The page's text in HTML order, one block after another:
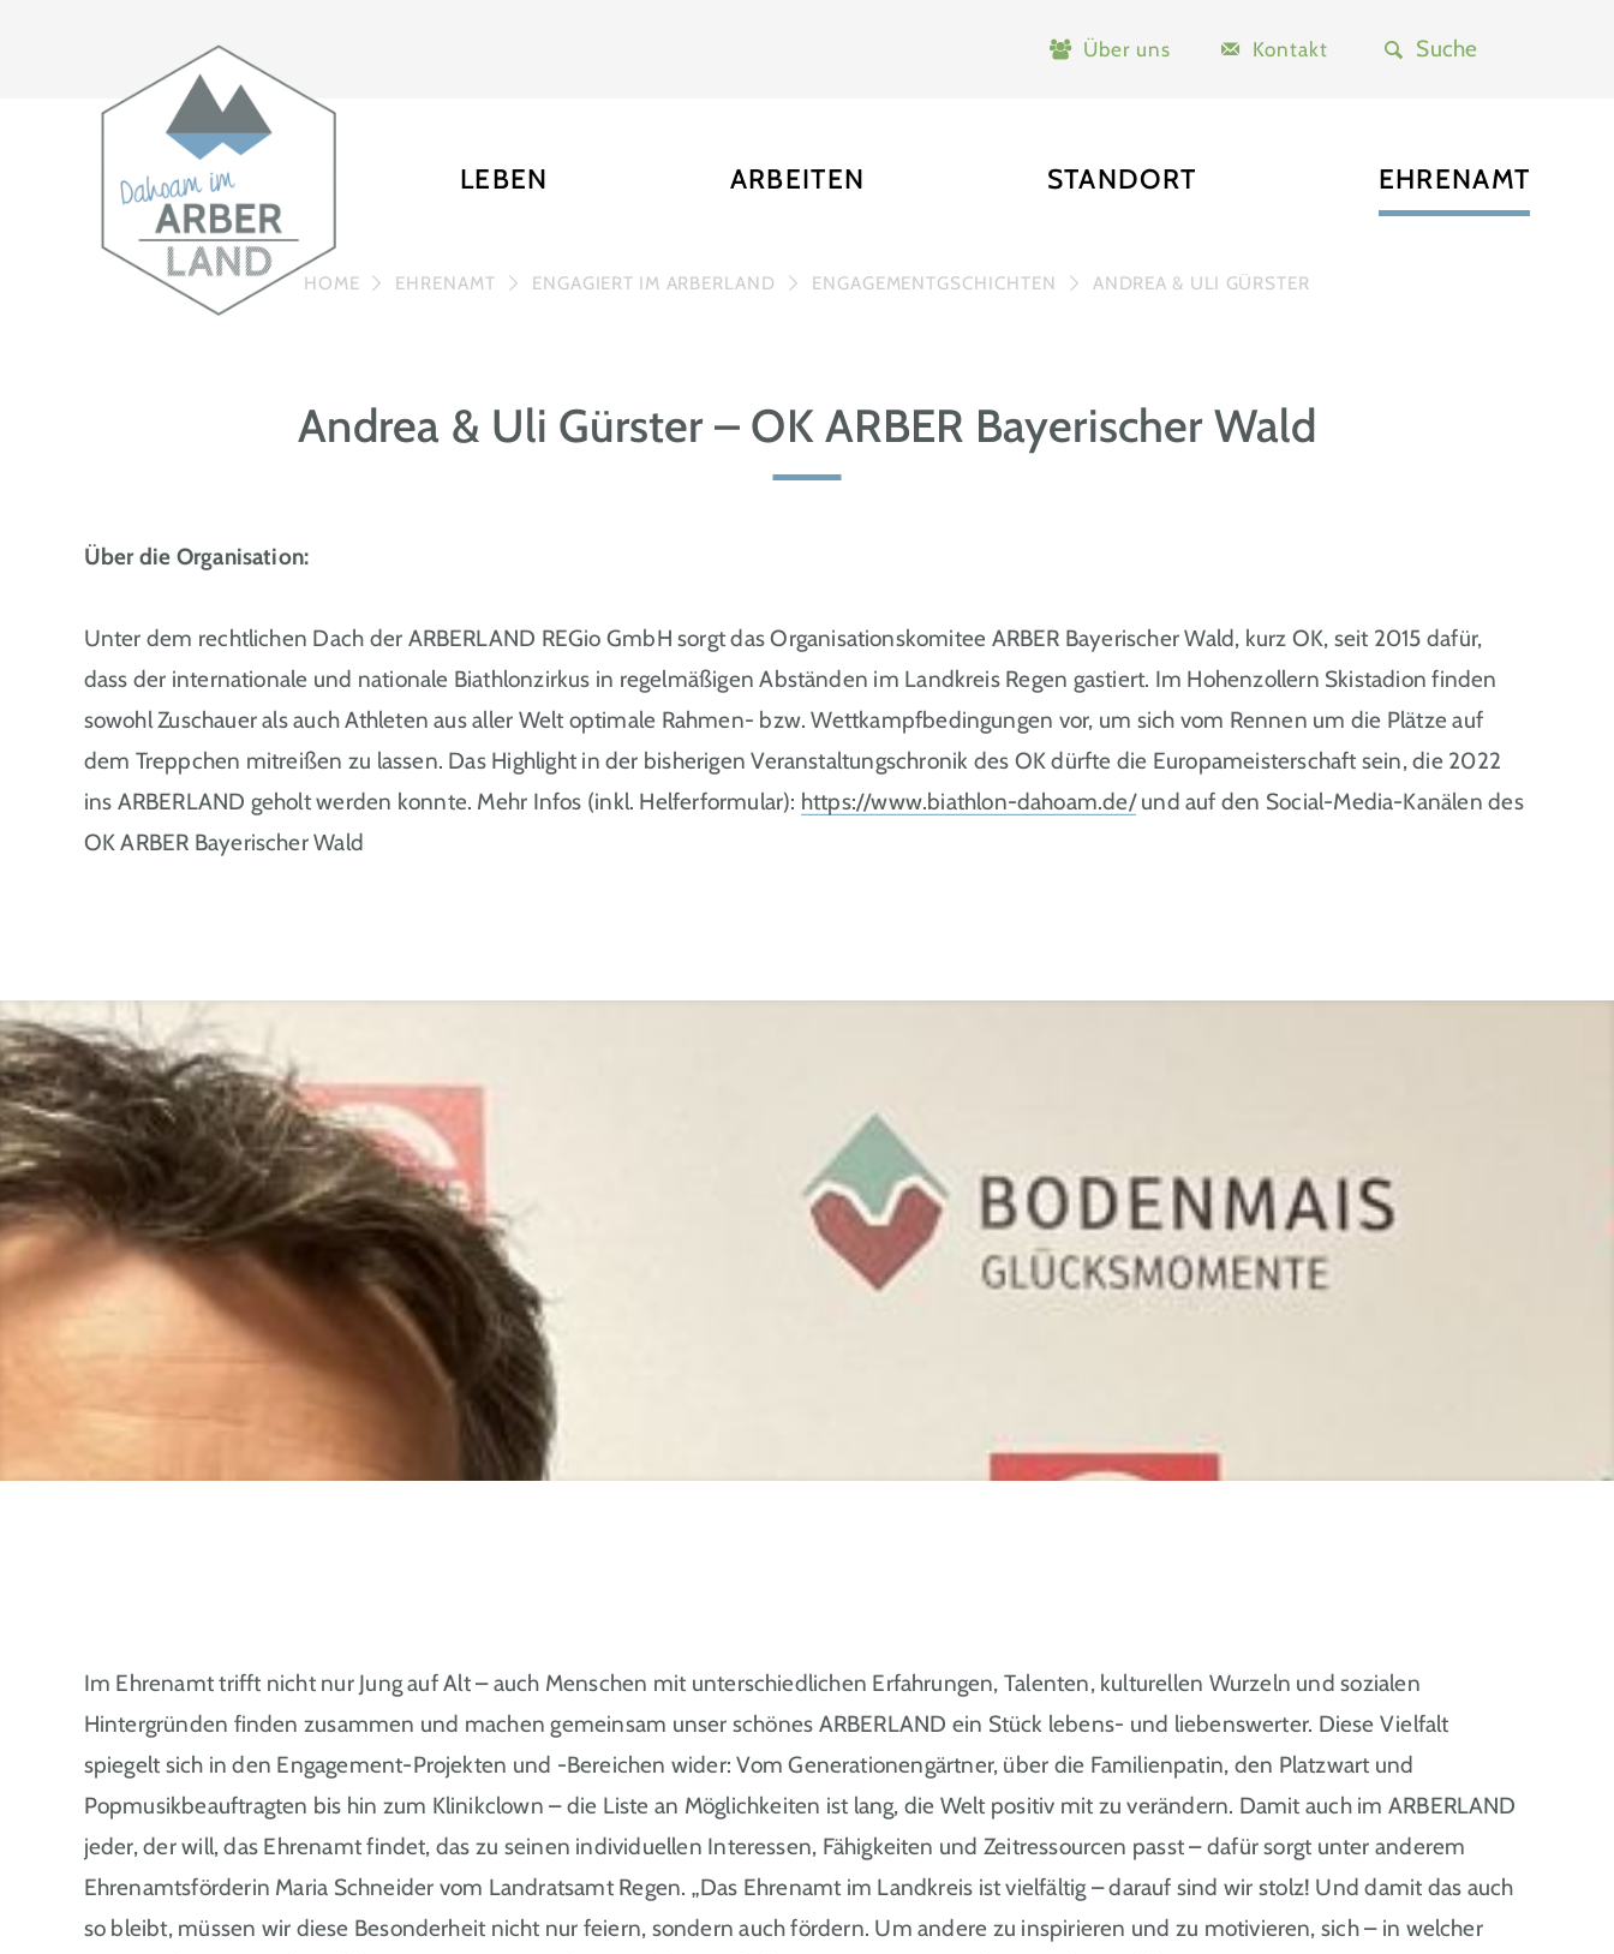
Über uns Kontakt
LEBEN ARBEITEN STANDORT EHRENAMT
HOME EHRENAMT ENGAGIERT IM ARBERLAND ENGAGEMENTGSCHICHTEN ANDREA & ULI GÜRSTER
Andrea & Uli Gürster – OK ARBER Bayerischer Wald
Über die Organisation:
Unter dem rechtlichen Dach der ARBERLAND REGio GmbH sorgt das Organisationskomitee ARBER Bayerischer Wald, kurz OK, seit 2015 dafür,
dass der internationale und nationale Biathlonzirkus in regelmäßigen Abständen im Landkreis Regen gastiert. Im Hohenzollern Skistadion finden
sowohl Zuschauer als auch Athleten aus aller Welt optimale Rahmen- bzw. Wettkampfbedingungen vor, um sich vom Rennen um die Plätze auf
dem Treppchen mitreißen zu lassen. Das Highlight in der bisherigen Veranstaltungschronik des OK dürfte die Europameisterschaft sein, die 2022
ins ARBERLAND geholt werden konnte. Mehr Infos (inkl. Helferformular): https://www.biathlon-dahoam.de/und auf den Social-Media-Kanälen des
OK ARBER Bayerischer Wald
Im Ehrenamt trifft nicht nur Jung auf Alt – auch Menschen mit unterschiedlichen Erfahrungen, Talenten, kulturellen Wurzeln und sozialen
Hintergründen finden zusammen und machen gemeinsam unser schönes ARBERLAND ein Stück lebens- und liebenswerter. Diese Vielfalt
spiegelt sich in den Engagement-Projekten und -Bereichen wider: Vom Generationengärtner, über die Familienpatin, den Platzwart und
Popmusikbeauftragten bis hin zum Klinikclown – die Liste an Möglichkeiten ist lang, die Welt positiv mit zu verändern. Damit auch im ARBERLAND
jeder, der will, das Ehrenamt findet, das zu seinen individuellen Interessen, Fähigkeiten und Zeitressourcen passt – dafür sorgt unter anderem
Ehrenamtsförderin Maria Schneider vom Landratsamt Regen. „Das Ehrenamt im Landkreis ist vielfältig – darauf sind wir stolz! Und damit das auch
so bleibt, müssen wir diese Besonderheit nicht nur feiern, sondern auch fördern. Um andere zu inspirieren und zu motivieren, sich – in welcher